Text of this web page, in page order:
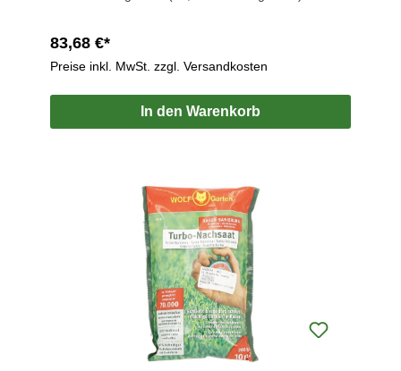
83,68 €*
Preise inkl. MwSt. zzgl. Versandkosten
In den Warenkorb